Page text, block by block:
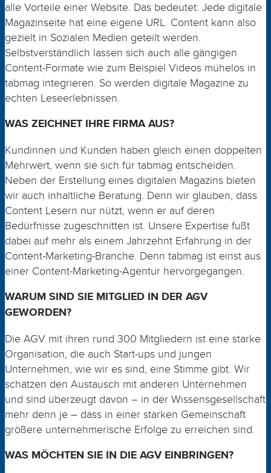
alle Vorteile einer Website. Das bedeutet: Jede digitale
Magazinseite hat eine eigene URL. Content kann also
gezielt in Sozialen Medien geteilt werden.
Selbstverständlich lassen sich auch alle gängigen
Content-­Formate wie zum Beispiel Videos mühelos in
tabmag integrieren. So werden digitale Magazine zu
echten Leseerlebnissen.
WAS ZEICHNET IHRE FIRMA AUS?
Kundinnen und Kunden haben gleich einen doppelten
Mehrwert, wenn sie sich für tabmag entscheiden.
Neben der Erstellung eines digitalen Magazins bieten
wir auch inhaltliche Beratung. Denn wir glauben, dass
Content Lesern nur nützt, wenn er auf deren
Bedürfnisse zugeschnitten ist. Unsere Expertise fußt
dabei auf mehr als einem Jahrzehnt Erfahrung in der
Content-­Marketing-Branche. Denn tabmag ist einst aus
einer Content-Marketing-Agentur hervorgegangen.
WARUM SIND SIE MITGLIED IN DER AGV
GEWORDEN?
Die AGV mit ihren rund 300 Mitgliedern ist eine starke
Organisation, die auch Start-ups und jungen
Unternehmen, wie wir es sind, eine Stimme gibt. Wir
schätzen den Austausch mit anderen Unternehmen
und sind überzeugt davon – in der Wissensgesellschaft
mehr denn je – dass in einer starken Gemeinschaft
größere unternehmerische Erfolge zu erreichen sind.
WAS MÖCHTEN SIE IN DIE AGV EINBRINGEN?